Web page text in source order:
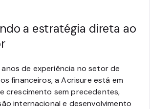
a estratégia direta ao
de experiência no setor de
financeiros, a Acrisure está em
crescimento sem precedentes,
internacional e desenvolvimento